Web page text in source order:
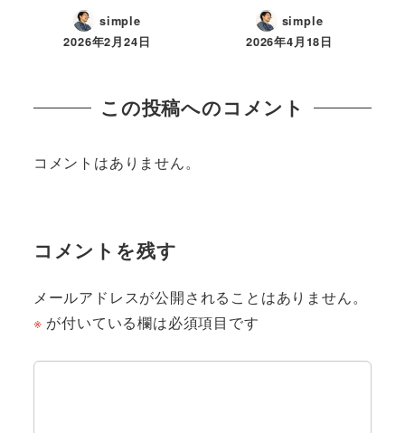
simple
2026年2月24日
simple
2026年4月18日
この投稿へのコメント
コメントはありません。
コメントを残す
メールアドレスが公開されることはありません。
※ が付いている欄は必須項目です